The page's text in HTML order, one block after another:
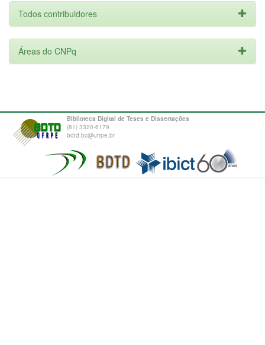
Todos contribuidores
Áreas do CNPq
Biblioteca Digital de Teses e Dissertações
(81) 3320-6179
bdtd.bc@ufrpe.br